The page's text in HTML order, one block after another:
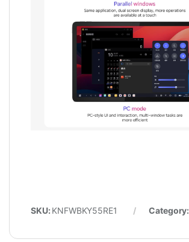
SKU: KNFWBKY55RE1 Category: